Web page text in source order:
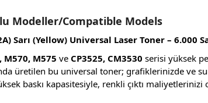
Modeller/Compatible Models
Sarı (Yellow) Universal Laser Toner – 6.000
M570, M575 ve CP3525, CM3530 serisi yüksek
üretilen bu universal toner; grafiklerinizde ve
baskı kapasitesiyle, renkli çıktı